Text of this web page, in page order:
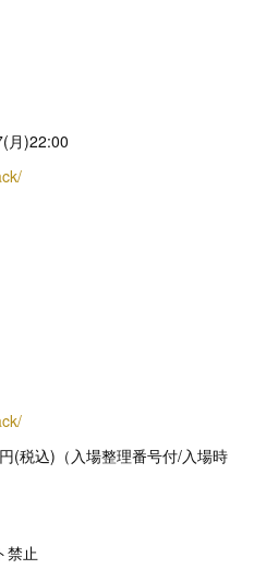
月)22:00
(税込)（入場整理番号付/入場時
禁止